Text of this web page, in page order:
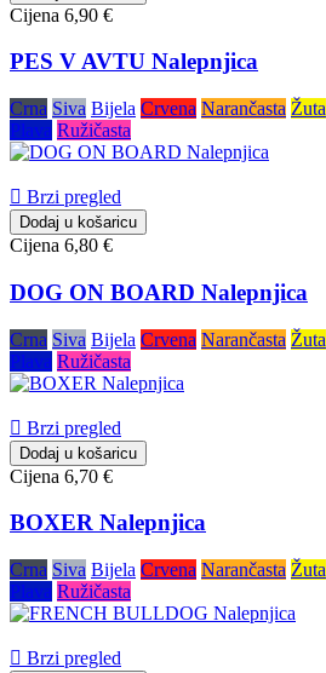
Cijena 6,90 €
PES V AVTU Nalepnjica
Crna Siva Bijela Crvena Narančasta Žuta
Plava Ružičasta
 Brzi pregled
Dodaj u košaricu
Cijena 6,80 €
DOG ON BOARD Nalepnjica
Crna Siva Bijela Crvena Narančasta Žuta
Plava Ružičasta
 Brzi pregled
Dodaj u košaricu
Cijena 6,70 €
BOXER Nalepnjica
Crna Siva Bijela Crvena Narančasta Žuta
Plava Ružičasta
 Brzi pregled